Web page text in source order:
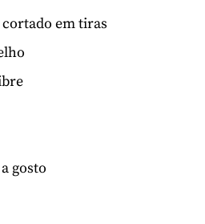
em tiras
gosto